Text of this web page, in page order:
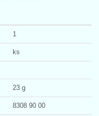
1
ks
23 g
8308 90 00